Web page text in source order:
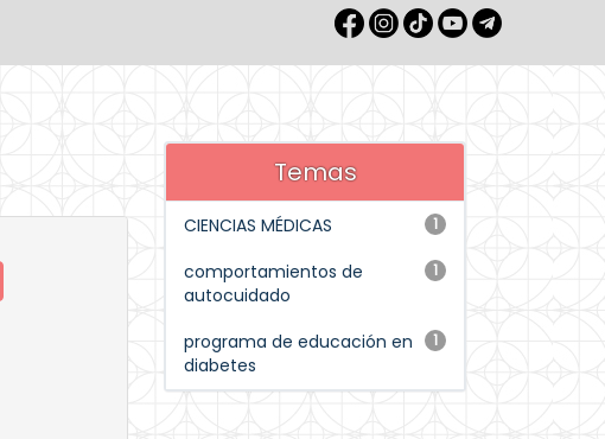
Temas
1
CIENCIAS MÉDICAS
1
comportamientos de
autocuidado
1
programa de educación en
diabetes